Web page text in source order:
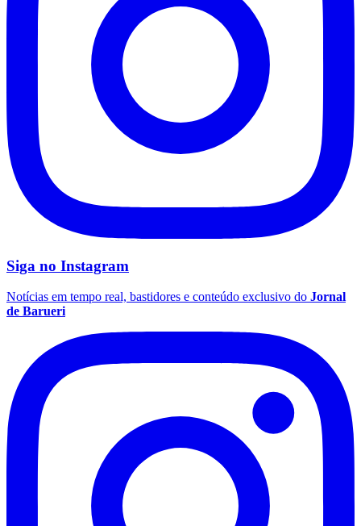
Siga no Instagram
Notícias em tempo real, bastidores e conteúdo exclusivo do Jornal
de Barueri